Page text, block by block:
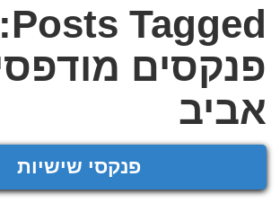
Posts Tagged:
פנקסים
אביב
פנקסי שישיות